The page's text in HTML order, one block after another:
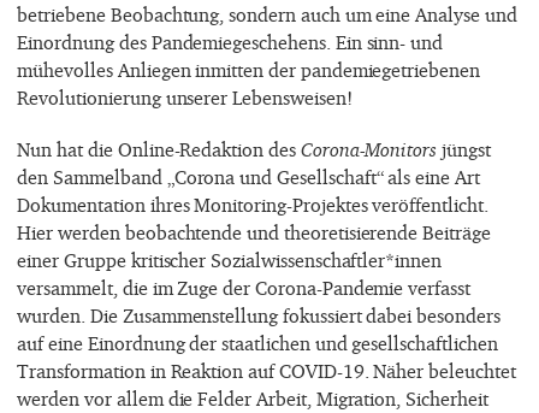
betriebene Beobachtung, sondern auch um eine Analyse und
Einordnung des Pandemiegeschehens. Ein sinn- und
mühevolles Anliegen inmitten der pandemiegetriebenen
Revolutionierung unserer Lebensweisen!
Nun hat die Online-Redaktion des Corona-Monitors jüngst
den Sammelband „Corona und Gesellschaft“ als eine Art
Dokumentation ihres Monitoring-Projektes veröffentlicht.
Hier werden beobachtende und theoretisierende Beiträge
einer Gruppe kritischer Sozialwissenschaftler*innen
versammelt, die im Zuge der Corona-Pandemie verfasst
wurden. Die Zusammenstellung fokussiert dabei besonders
auf eine Einordnung der staatlichen und gesellschaftlichen
Transformation in Reaktion auf COVID-19. Näher beleuchtet
werden vor allem die Felder Arbeit, Migration, Sicherheit